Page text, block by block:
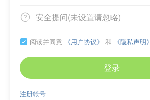
 安全提问(未设置请忽略)
 阅读并同意 《用户协议》 和 《隐私声明》
登录
注册帐号